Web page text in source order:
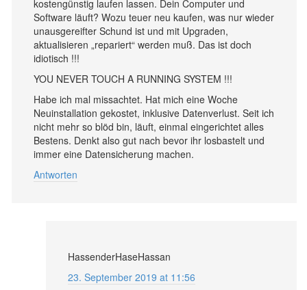
kostengünstig laufen lassen. Dein Computer und
Software läuft? Wozu teuer neu kaufen, was nur wieder
unausgereifter Schund ist und mit Upgraden,
aktualisieren „repariert“ werden muß. Das ist doch
idiotisch !!!
YOU NEVER TOUCH A RUNNING SYSTEM !!!
Habe ich mal missachtet. Hat mich eine Woche
Neuinstallation gekostet, inklusive Datenverlust. Seit ich
nicht mehr so blöd bin, läuft, einmal eingerichtet alles
Bestens. Denkt also gut nach bevor ihr losbastelt und
immer eine Datensicherung machen.
Antworten
HassenderHaseHassan
23. September 2019 at 11:56